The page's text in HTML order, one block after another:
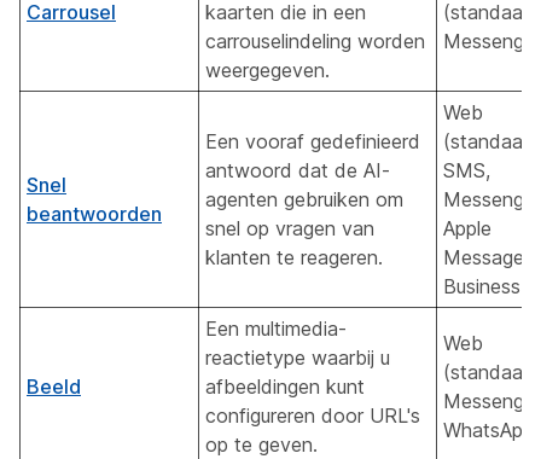
Carrousel
kaarten die in een
carrouselindeling worden
weergegeven.
Messenger
Snel
beantwoorden
Een vooraf gedefinieerd
antwoord dat de AI-
agenten gebruiken om
snel op vragen van
klanten te reageren.
Web
SMS,
Apple
Messages
Business,
Beeld
Een multimedia-
reactietype waarbij u
afbeeldingen kunt
configureren door URL's
op te geven.
Web
WhatsApp